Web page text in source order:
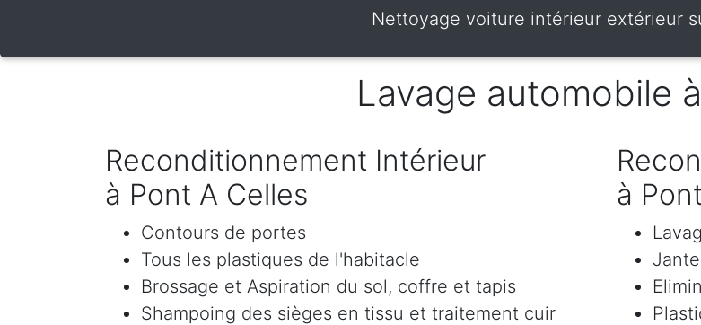
Nettoyage voiture intérieur extérieur
Lavage automobile
Reconditionnement Intérieur
à Pont A Celles
Contours de portes
Tous les plastiques de l'habitacle
Brossage et Aspiration du sol, coffre et tapis
Shampoing des sièges en tissu et traitement cuir
à